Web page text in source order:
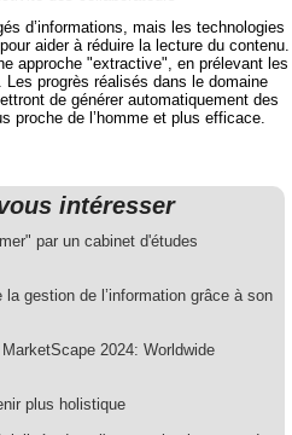
d’informations, mais les technologies
aider à réduire la lecture du contenu.
approche "extractive", en prélevant les
progrès réalisés dans le domaine
de générer automatiquement des
proche de l’homme et plus efficace.
intéresser
par un cabinet d'études
gestion de l’information grâce à son
2024: Worldwide
plus holistique